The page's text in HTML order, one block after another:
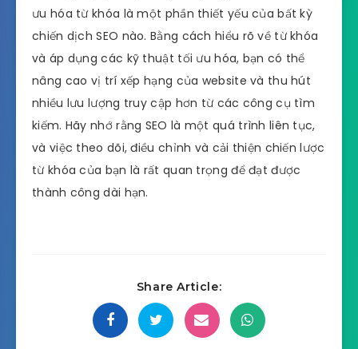
ưu hóa từ khóa là một phần thiết yếu của bất kỳ
chiến dịch SEO nào. Bằng cách hiểu rõ về từ khóa
và áp dụng các kỹ thuật tối ưu hóa, bạn có thể
nâng cao vị trí xếp hạng của website và thu hút
nhiều lưu lượng truy cập hơn từ các công cụ tìm
kiếm. Hãy nhớ rằng SEO là một quá trình liên tục,
và việc theo dõi, điều chỉnh và cải thiện chiến lược
từ khóa của bạn là rất quan trọng để đạt được
thành công dài hạn.
Share Article: